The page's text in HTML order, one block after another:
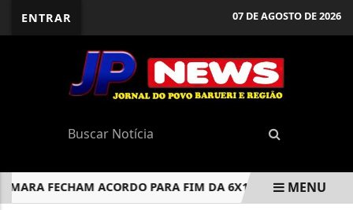
ENTRAR 07 DE AGOSTO DE 2026
FECHAM ACORDO PARA FIM DA 6X1 E 40 HORASMENU